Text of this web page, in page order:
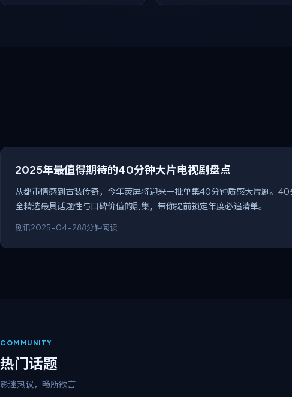
2025年最值得期待的40分钟大片电视剧盘点
从都市情感到古装传奇，今年荧屏将迎来一批单集40分钟质感大片剧。
全精选最具话题性与口碑价值的剧集，带你提前锁定年度必追清单。
剧讯2025-04-288分钟阅读
COMMUNITY
热门话题
影迷热议，畅所欲言